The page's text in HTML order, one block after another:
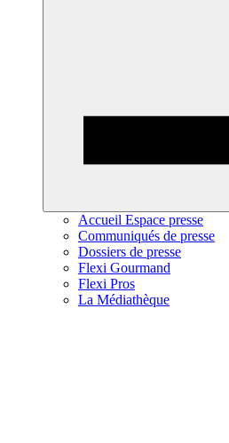
Accueil Espace presse
Communiqués de presse
Dossiers de presse
Flexi Gourmand
Flexi Pros
La Médiathèque